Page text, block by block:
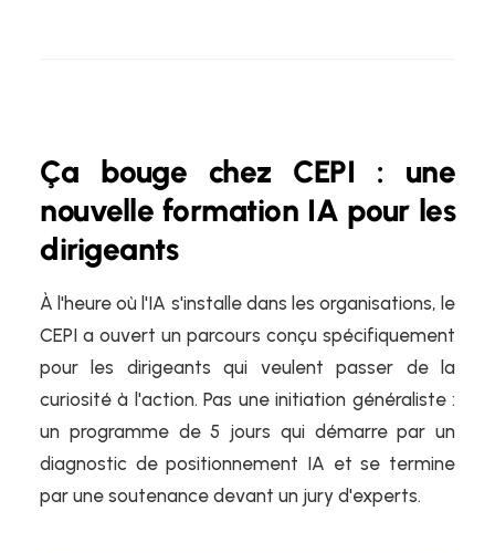
Ça bouge chez CEPI : une
nouvelle formation IA pour les
dirigeants
À l'heure où l'IA s'installe dans les organisations, le
CEPI a ouvert un parcours conçu spécifiquement
pour les dirigeants qui veulent passer de la
curiosité à l'action. Pas une initiation généraliste :
un programme de 5 jours qui démarre par un
diagnostic de positionnement IA et se termine
par une soutenance devant un jury d'experts.